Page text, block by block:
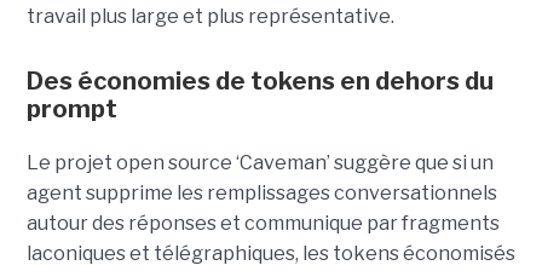
travail plus large et plus représentative.
Des économies de tokens en dehors du
prompt
Le projet open source ‘Caveman’ suggère que si un
agent supprime les remplissages conversationnels
autour des réponses et communique par fragments
laconiques et télégraphiques, les tokens économisés